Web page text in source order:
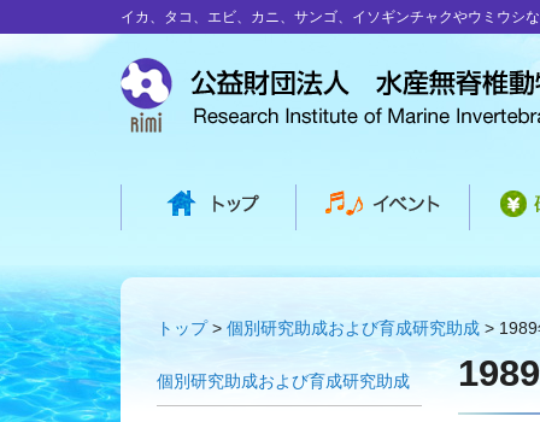
イカ、タコ、エビ、カニ、サンゴ、イソギンチャクやウミウシ
トップ 個別研究助成および育成研究助成
個別研究助成および育成研究助成